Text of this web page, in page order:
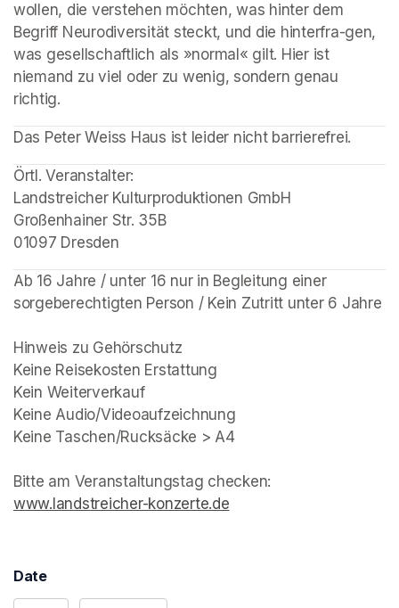
wollen, die verstehen möchten, was hinter dem
Begriff Neurodiversität steckt, und die hinterfra-gen,
was gesellschaftlich als »normal« gilt. Hier ist
niemand zu viel oder zu wenig, sondern genau
richtig.
(opens in a new tab)
(opens in a new tab)
(opens in a new tab)
(opens in a new tab)
Das Peter Weiss Haus ist leider nicht barrierefrei.
Örtl. Veranstalter:
Landstreicher Kulturproduktionen GmbH
Großenhainer Str. 35B
01097 Dresden
Ab 16 Jahre / unter 16 nur in Begleitung einer
sorgeberechtigten Person / Kein Zutritt unter 6 Jahre
Hinweis zu Gehörschutz
Keine Reisekosten Erstattung
Kein Weiterverkauf
Keine Audio/Videoaufzeichnung
Keine Taschen/Rucksäcke > A4
www.landstreicher-konzerte.de
Date